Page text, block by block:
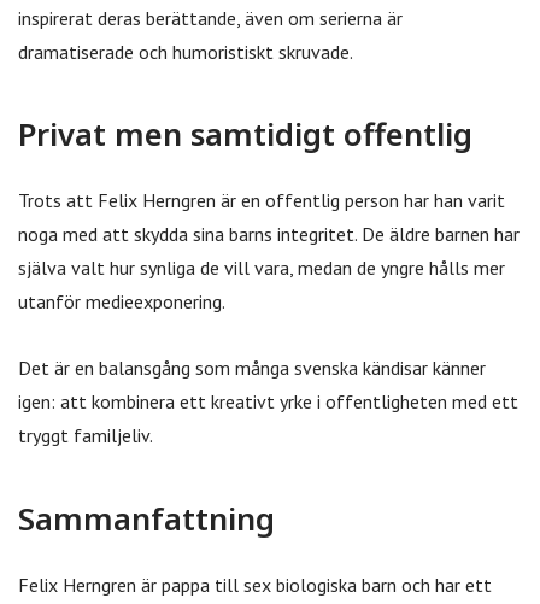
inspirerat deras berättande, även om serierna är
dramatiserade och humoristiskt skruvade.
Privat men samtidigt offentlig
Trots att Felix Herngren är en offentlig person har han varit
noga med att skydda sina barns integritet. De äldre barnen har
själva valt hur synliga de vill vara, medan de yngre hålls mer
utanför medieexponering.
Det är en balansgång som många svenska kändisar känner
igen: att kombinera ett kreativt yrke i offentligheten med ett
tryggt familjeliv.
Sammanfattning
Felix Herngren är pappa till sex biologiska barn och har ett